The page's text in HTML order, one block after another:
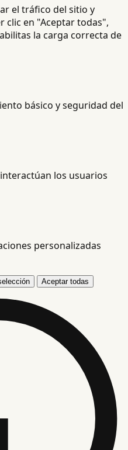
el tráfico del sitio y
clic en "Aceptar todas",
la carga correcta de
básico y seguridad del
los usuarios
personalizadas
Aceptar todas